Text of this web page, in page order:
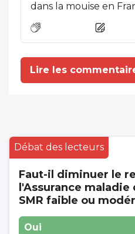
dans la mouise en
pompiers patientent
voire deux heures
soit prise en
mourrir de honte!
Lire les
Débat des lecteurs
Faut-il diminuer le
l'Assurance
SMR faible ou
Oui